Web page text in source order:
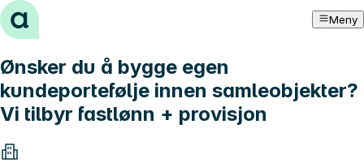
Hopp til innhold Meny
Ønsker du å bygge egen
kundeportefølje innen samleobjekter?
Vi tilbyr fastlønn + provisjon